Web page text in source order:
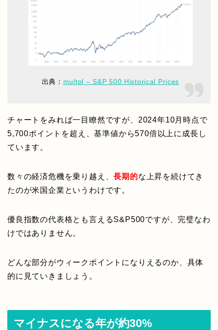
出典： multpl – S&P 500 Historical Prices
チャートをみれば一目瞭然ですが、2024年10月時点で
5,700ポイントを超え、基準値から570倍以上に成長し
ています。
数々の経済危機を乗り越え、長期的な上昇を続けてき
たのが米国企業というわけです。
優良指数の代表格とも言えるS&P500ですが、完璧なわ
けではありません。
どんな部分がウィークポイントになりえるのか、具体
的に見ていきましょう。
マイナスになる年が約30%